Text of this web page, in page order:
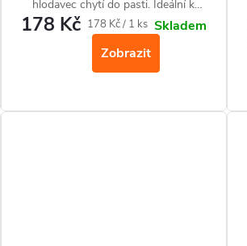
hlodavec chytí do pasti. Ideální k
použití na těžko přístupných
místech k pastem na potkany a
myši.
178 Kč Měrná
178 Kč / 1 ks Skladem
Zobrazit